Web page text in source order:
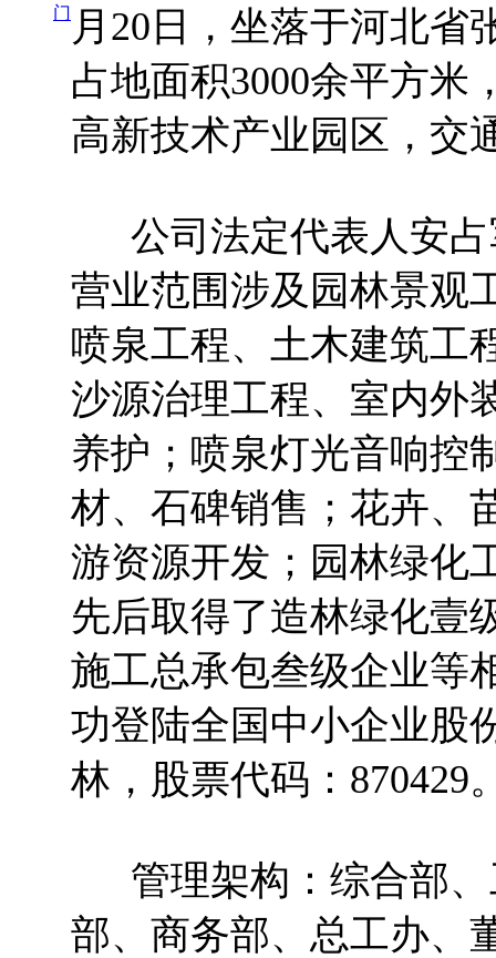
门 月20日，坐落于河北省
占地面积3000余平方米
高新技术产业园区，交
公司法定代表人安占
营业范围涉及园林景观
喷泉工程、土木建筑工
沙源治理工程、室内外
养护；喷泉灯光音响控
材、石碑销售；花卉、
游资源开发；园林绿化
先后取得了造林绿化壹
施工总承包叁级企业等
功登陆全国中小企业股
林，股票代码：870429
管理架构：综合部、
部、商务部、总工办、